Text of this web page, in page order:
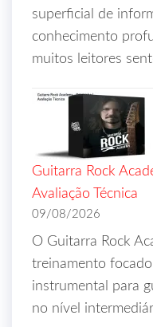
superficial de
conhecimento
muitos leitores
Guitarra Rock
Avaliação Técnica
09/08/2026
O Guitarra Rock
treinamento
instrumental para
no nível